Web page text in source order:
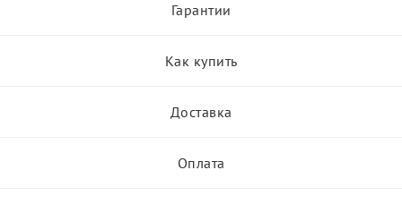
Гарантии
Как купить
Доставка
Оплата